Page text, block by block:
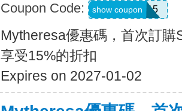
Coupon Code: APP15
show coupon
Mytheresa優惠碼，首次訂
享受15%的折扣
Expires on 2027-01-02